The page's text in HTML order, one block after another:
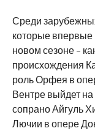
Среди
которые впервые
новом сезоне –
происхождения
роль Орфея в
Вентре выйдет на
сопрано Айгуль
Лючии в опере